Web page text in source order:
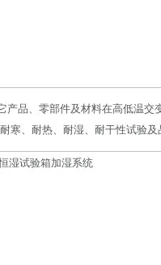
品、零部件及材料在高低温交
、耐热、耐湿、耐干性试验及